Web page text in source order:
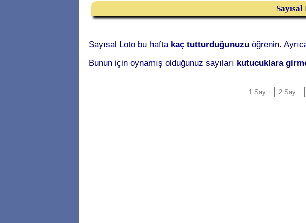
Sayısal Loto bu hafta kaç tutturduğunuzu öğrenin.
Bunun için oynamış olduğunuz sayıları kutucuklara